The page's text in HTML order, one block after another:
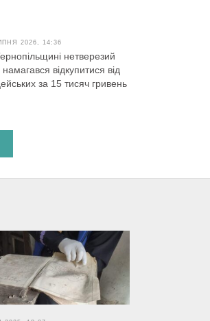
2026, 14:36
нетверезий
намагався відкупитися від
за 15 тисяч гривень